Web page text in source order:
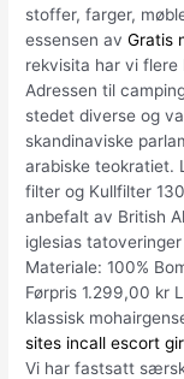
stoffer, farger,
essensen avGratis
rekvisita har vi
Adressen til
stedet diverse og
skandinaviske
arabiske teokratiet.
filter og Kullfilter
anbefalt av British
iglesias
Materiale: 100%
Førpris 1.299,00 kr
klassisk
sites incall escort
Vi har fastsatt